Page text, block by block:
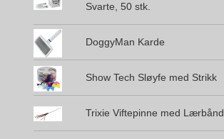
Svarte, 50 stk.
DoggyMan Karde
Show Tech Sløyfe med Strikk
Trixie Viftepinne med Lærbånd